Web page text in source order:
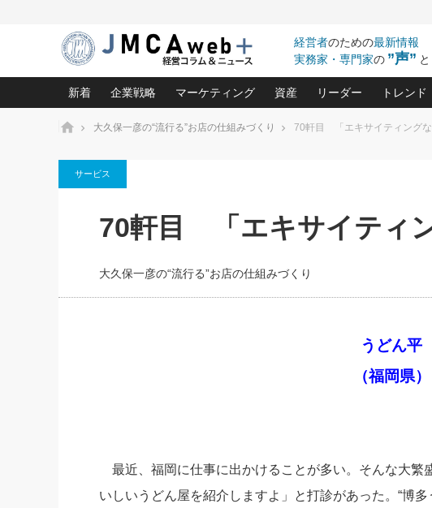
経営者のための最新情報
実務家・専門家の ”声” と
新着
2026.08.5 2026.08.5
企業戦略
中小企業の「１位づくり」戦略(96)
利益を最大化する「業務改善」横田尚哉氏(5)
強い会社を築く ビジネス・クリニック(240)
日本レーザー「人を大切にしながら利益を上げる経営」の極意
武器としてのM&A入門(3)
マーケティング
ロングセラーの玉手箱(9)
は(5)
最高の自分を表現する 成功イメージ戦略(77)
資産
中国経済の最新動向(204)
事業承継の前に、決めてお
会社と社長のための資産管理
リーダー
ピョートル・F・グ
社長の右腕をつくる
トレンド
北村森
ホーム 大久保一彦の“流行る”お店の仕組みづくり 70軒目 「エキサイティングな
サービス
70軒目 「エキサイティ
大久保一彦の“流行る”お店の仕組みづくり
うどん平
（福岡県）
最近、福岡に仕事に出かけることが多い。そんな大繁
いしいうどん屋を紹介しますよ」と打診があった。“博